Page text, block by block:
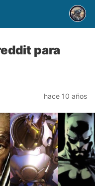
para
hace 10 años